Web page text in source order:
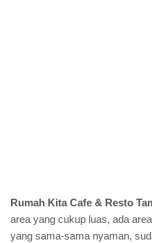
Rumah Kita Cafe & Resto
area yang cukup luas, ada
yang sama-sama nyaman,